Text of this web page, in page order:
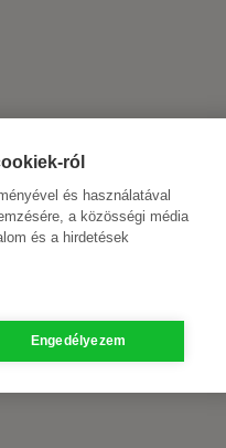
ról
és használatával
a közösségi média
és a hirdetések
Engedélyezem